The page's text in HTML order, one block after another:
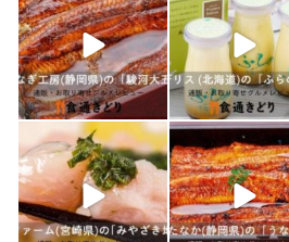
1月 26 1月 24
shokutuu_kidori shokutuu_kidori